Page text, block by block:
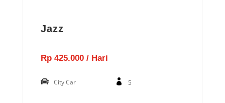
Jazz
Rp 425.000 / Hari
City Car 5